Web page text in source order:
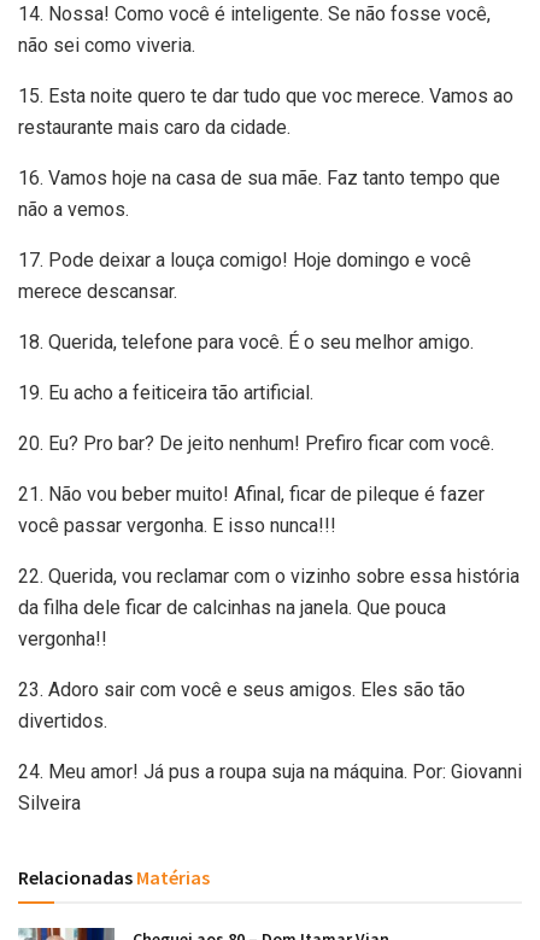
14. Nossa! Como você é inteligente. Se não fosse você,
não sei como viveria.
15. Esta noite quero te dar tudo que voc merece. Vamos ao
restaurante mais caro da cidade.
16. Vamos hoje na casa de sua mãe. Faz tanto tempo que
não a vemos.
17. Pode deixar a louça comigo! Hoje domingo e você
merece descansar.
18. Querida, telefone para você. É o seu melhor amigo.
19. Eu acho a feiticeira tão artificial.
20. Eu? Pro bar? De jeito nenhum! Prefiro ficar com você.
21. Não vou beber muito! Afinal, ficar de pileque é fazer
você passar vergonha. E isso nunca!!!
22. Querida, vou reclamar com o vizinho sobre essa história
da filha dele ficar de calcinhas na janela. Que pouca
vergonha!!
23. Adoro sair com você e seus amigos. Eles são tão
divertidos.
24. Meu amor! Já pus a roupa suja na máquina. Por: Giovanni
Silveira
Relacionadas Matérias